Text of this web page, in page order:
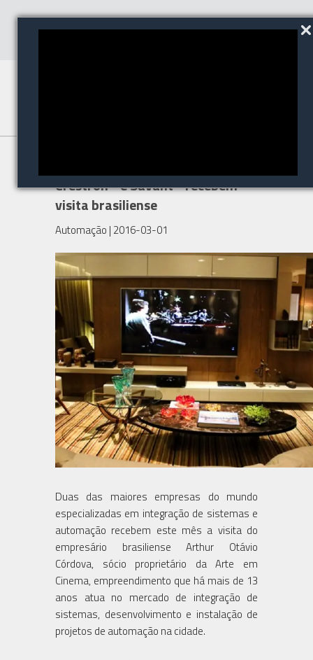
Crestron® e Savant® recebem
visita brasiliense
Automação | 2016-03-01
Duas das maiores empresas do mundo
especializadas em integração de sistemas e
automação recebem este mês a visita do
empresário brasiliense Arthur Otávio
Córdova, sócio proprietário da Arte em
Cinema, empreendimento que há mais de 13
anos atua no mercado de integração de
sistemas, desenvolvimento e instalação de
projetos de automação na cidade.